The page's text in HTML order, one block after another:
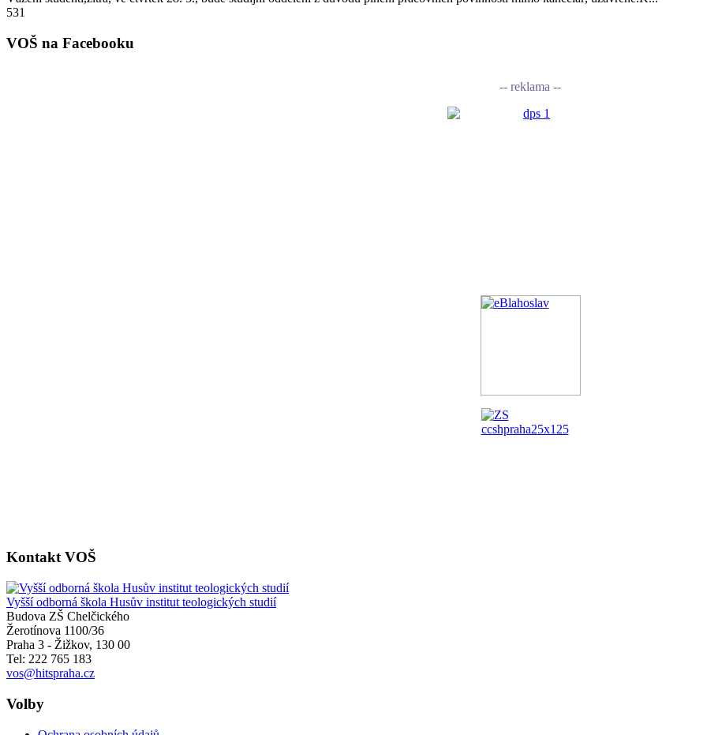
531
VOŠ na Facebooku
-- reklama --
Kontakt VOŠ
Vyšší odborná škola Husův institut teologických studií
Budova ZŠ Chelčického
Žerotínova 1100/36
Praha 3 - Žižkov, 130 00
Tel: 222 765 183
vos@hitspraha.cz
Volby